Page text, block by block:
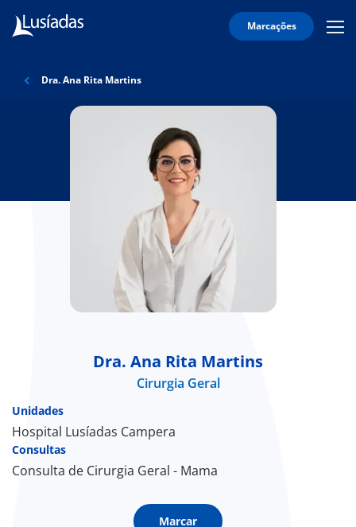
Marcações
Lusíadas
HospitaisDra. Ana Rita Martins
Dra. Ana Rita Martins
Cirurgia Geral
Unidades
Hospital Lusíadas Campera
Consultas
Consulta de Cirurgia Geral - Mama
Marcar